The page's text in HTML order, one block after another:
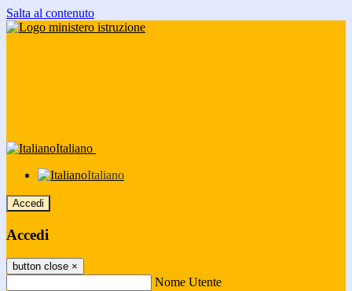
Salta al contenuto
Italiano
Italiano
Accedi
Accedi
button close ×
Nome Utente